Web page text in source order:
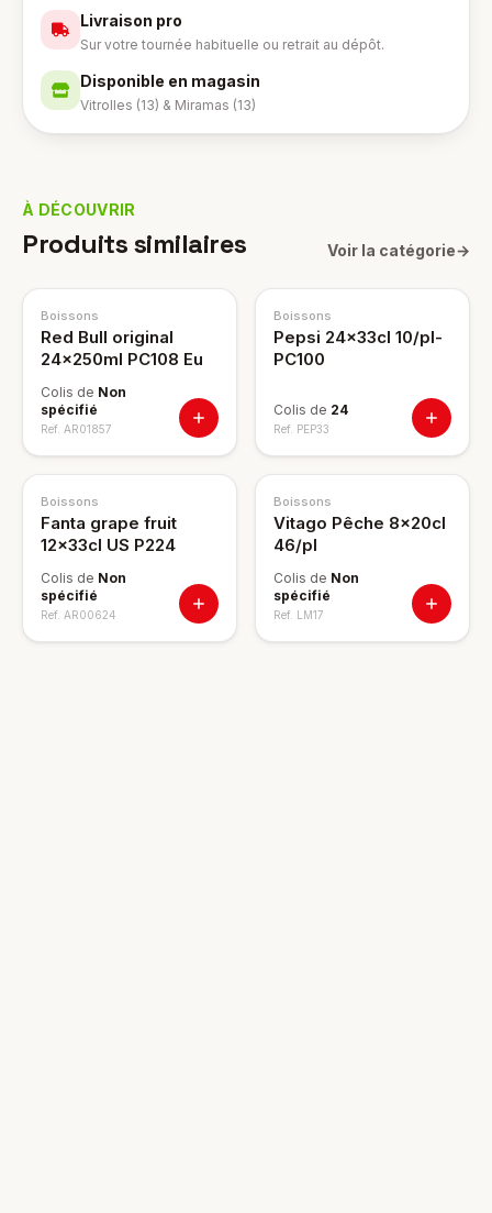
Livraison pro
Sur votre tournée habituelle ou retrait au dépôt.
Disponible en magasin
Vitrolles (13) & Miramas (13)
À DÉCOUVRIR
Produits similaires Voir la catégorie→
Boissons
Red Bull original
24x250ml PC108 Eu
Colis de Non
spécifié
Ref. AR01857
Boissons
Pepsi 24x33cl 10/pl-
PC100
Colis de 24
Ref. PEP33
Boissons
Fanta grape fruit
12x33cl US P224
Colis de Non
spécifié
Ref. AR00624
Boissons
Vitago Pêche 8x20cl
46/pl
Colis de Non
spécifié
Ref. LM17